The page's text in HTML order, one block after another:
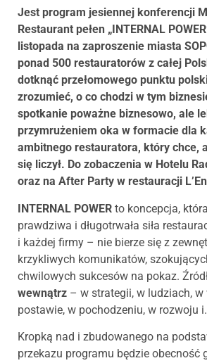
Jest program jesiennej konferencji
Restaurant pełen „INTERNAL
listopada na zaproszenie miasta
ponad 500 restauratorów z całej
dotknąć przełomowego punktu
zrozumieć, o co chodzi w tym
spotkanie poważne biznesowo, ale
przymrużeniem oka w formacie dla
ambitnego restauratora, który chce,
się liczył. Do zobaczenia w Hotelu
oraz na After Party w restauracji
INTERNAL POWER to koncepcja,
prawdziwa i długotrwała siła
i każdej firmy – nie bierze się z
krzykliwych komunikatów,
chwilowych sukcesów na pokaz.
wewnątrz – w strategii, w ludziach,
postawie, w pochodzeniu, w rozwoju
Kropką nad i zbudowanego na
przekazu programu będzie obecność